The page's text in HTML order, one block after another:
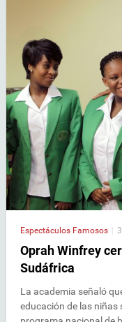
Espectáculos Famosos
Oprah Winfrey
Sudáfrica
La academia señaló
educación de las